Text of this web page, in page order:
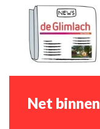
Net binnen